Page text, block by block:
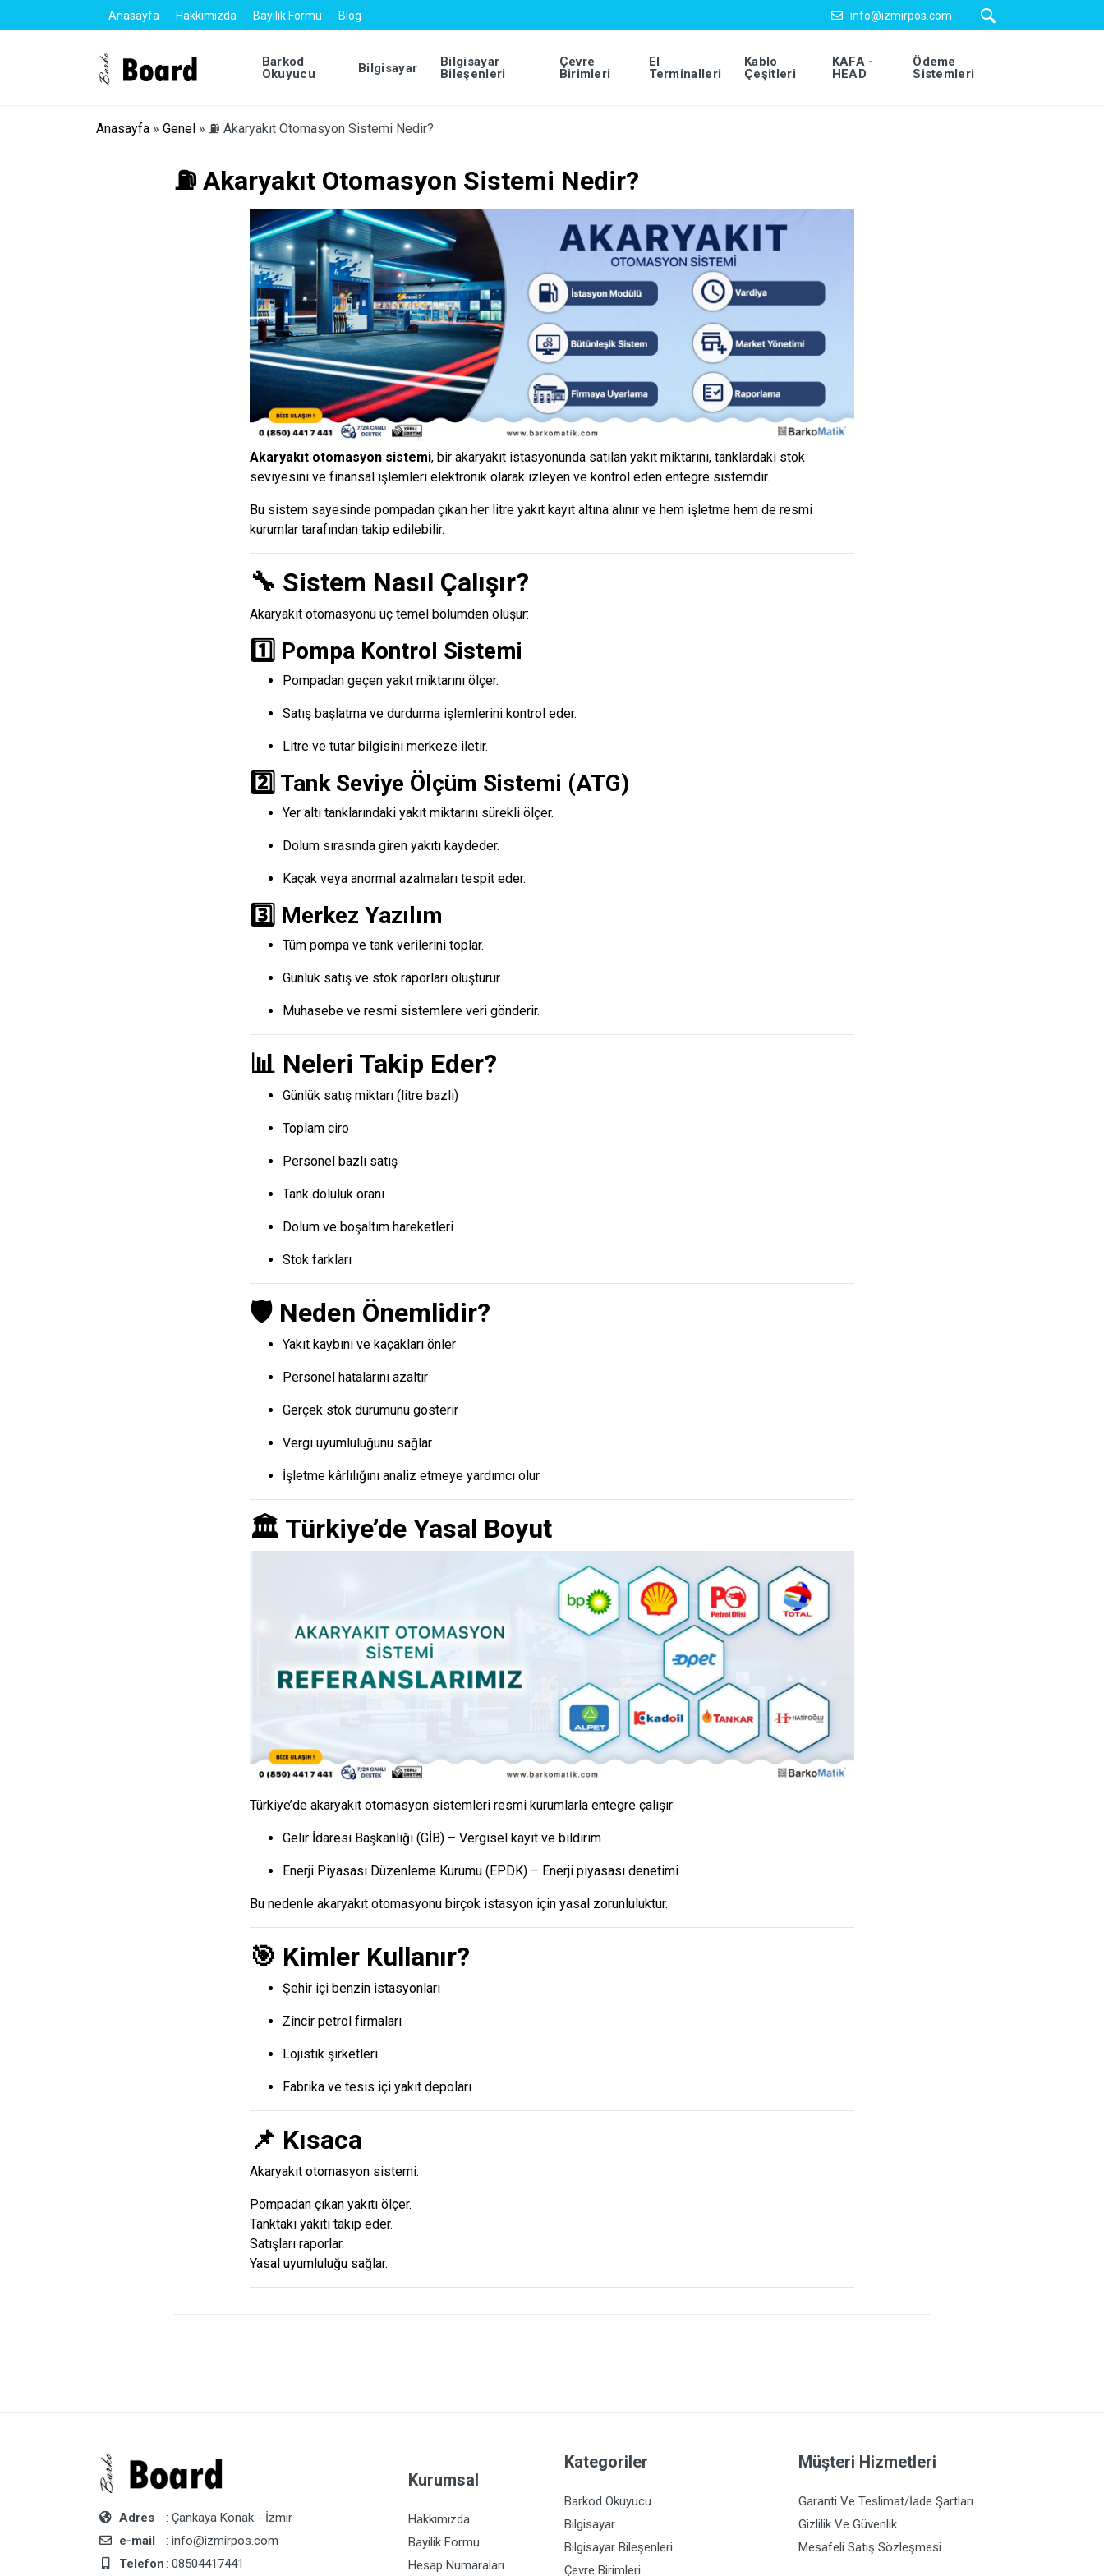
Anasayfa Hakkımızda Bayilik Formu Blog info@izmirpos.com
Barkod
Okuyucu
Bilgisayar
Bilgisayar
Bileşenleri
Çevre
Birimleri
El
Terminalleri
Kablo
Çeşitleri
KAFA -
HEAD
Ödeme
Sistemleri
Anasayfa » Genel » ⛽ Akaryakıt Otomasyon Sistemi Nedir?
⛽ Akaryakıt Otomasyon Sistemi Nedir?
Akaryakıt otomasyon sistemi, bir akaryakıt istasyonunda satılan yakıt miktarını, tanklardaki stok
seviyesini ve finansal işlemleri elektronik olarak izleyen ve kontrol eden entegre sistemdir.
Bu sistem sayesinde pompadan çıkan her litre yakıt kayıt altına alınır ve hem işletme hem de resmi
kurumlar tarafından takip edilebilir.
🔧 Sistem Nasıl Çalışır?
Akaryakıt otomasyonu üç temel bölümden oluşur:
1️⃣ Pompa Kontrol Sistemi
Pompadan geçen yakıt miktarını ölçer.
Satış başlatma ve durdurma işlemlerini kontrol eder.
Litre ve tutar bilgisini merkeze iletir.
2️⃣ Tank Seviye Ölçüm Sistemi (ATG)
Yer altı tanklarındaki yakıt miktarını sürekli ölçer.
Dolum sırasında giren yakıtı kaydeder.
Kaçak veya anormal azalmaları tespit eder.
3️⃣ Merkez Yazılım
Tüm pompa ve tank verilerini toplar.
Günlük satış ve stok raporları oluşturur.
Muhasebe ve resmi sistemlere veri gönderir.
📊 Neleri Takip Eder?
Günlük satış miktarı (litre bazlı)
Toplam ciro
Personel bazlı satış
Tank doluluk oranı
Dolum ve boşaltım hareketleri
Stok farkları
🛡️ Neden Önemlidir?
Yakıt kaybını ve kaçakları önler
Personel hatalarını azaltır
Gerçek stok durumunu gösterir
Vergi uyumluluğunu sağlar
İşletme kârlılığını analiz etmeye yardımcı olur
🏛️ Türkiye’de Yasal Boyut
Türkiye’de akaryakıt otomasyon sistemleri resmi kurumlarla entegre çalışır:
Gelir İdaresi Başkanlığı(GİB) – Vergisel kayıt ve bildirim
Enerji Piyasası Düzenleme Kurumu(EPDK) – Enerji piyasası denetimi
Bu nedenle akaryakıt otomasyonu birçok istasyon için yasal zorunluluktur.
🎯 Kimler Kullanır?
Şehir içi benzin istasyonları
Zincir petrol firmaları
Lojistik şirketleri
Fabrika ve tesis içi yakıt depoları
📌 Kısaca
Akaryakıt otomasyon sistemi:
Pompadan çıkan yakıtı ölçer.
Tanktaki yakıtı takip eder.
Satışları raporlar.
Yasal uyumluluğu sağlar.
Adres
: Çankaya Konak - İzmir
e-mail
: info@izmirpos.com
Telefon: 08504417441
Kurumsal
Hakkımızda
Bayilik Formu
Hesap Numaraları
Kategoriler
Barkod Okuyucu
Bilgisayar
Bilgisayar Bileşenleri
Çevre Birimleri
Müşteri Hizmetleri
Garanti Ve Teslimat/İade Şartları
Gizlilik Ve Güvenlik
Mesafeli Satış Sözleşmesi